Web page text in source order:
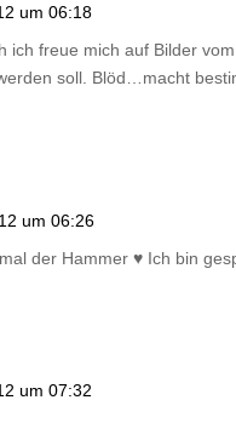
um 06:18
ich freue mich auf Bilder
soll. Blöd…macht
um 06:26
der Hammer ♥ Ich bin
um 07:32